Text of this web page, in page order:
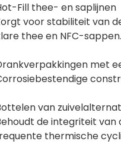
Fill thee- en saplijnen
voor stabiliteit van
thee en NFC-sappen.
met
van
de integriteit
thermische